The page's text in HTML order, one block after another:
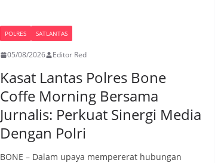
POLRES SATLANTAS
05/08/2026 Editor Red
Kasat Lantas Polres Bone
Coffe Morning Bersama
Jurnalis: Perkuat Sinergi Media
Dengan Polri
BONE – Dalam upaya mempererat hubungan